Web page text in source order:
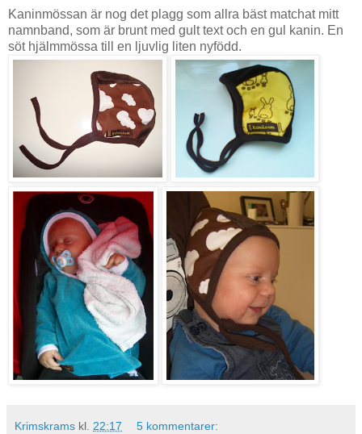
Kaninmössan är nog det plagg som allra bäst matchat mitt
namnband, som är brunt med gult text och en gul kanin. En
söt hjälmmössa till en ljuvlig liten nyfödd.
Krimskrams kl. 22:17 5 kommentarer: